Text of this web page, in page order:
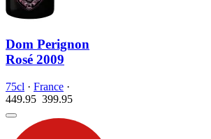
Dom Perignon
Rosé 2009
75cl · France ·
449.95 399.95